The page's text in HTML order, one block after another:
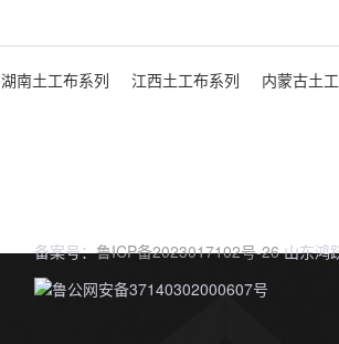
湖南土工布系列 江西土工布系列 内蒙古土
备案号：鲁ICP备2023017102号-26山东鸿
鲁公网安备37140302000607号